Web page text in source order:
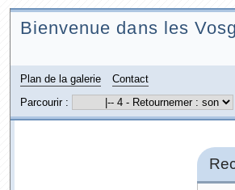
Bienvenue dans les
Plan de la galerie
Contact
Parcourir :